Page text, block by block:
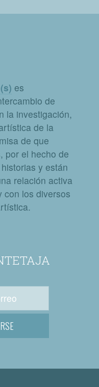
es
de
la investigación,
de la
de que
por el hecho de
y están
relación activa
con los diversos